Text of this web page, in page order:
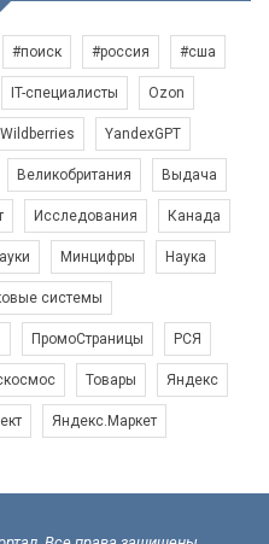
#поиск #россия #сша
IT-специалисты Ozon
Wildberries YandexGPT
Великобритания Выдача
Исследования Канада
Минцифры Наука
системы
ПромоСтраницы РСЯ
Товары Яндекс
Яндекс.Маркет